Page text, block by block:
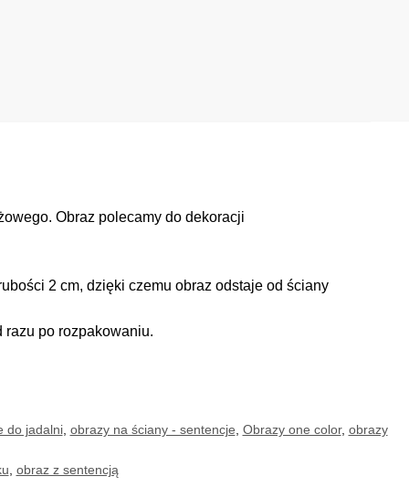
Obraz polecamy do dekoracji
2 cm, dzięki czemu obraz odstaje od ściany
razu po rozpakowaniu.
do jadalni, obrazy na ściany - sentencje Obrazy one color, obrazy
obraz z sentencją